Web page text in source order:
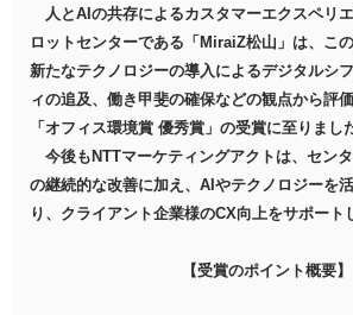
人とAIの共存によるカスタマーエクスペリ
ロットセンターである「MiraiZ松山」は、こ
新たなテクノロジーの導入によるデジタルシ
ィの追及、働き甲斐の確保などの観点から評
「オフィス環境賞 優秀賞」の受賞に至りまし
今後もNTTマーケティングアクトは、セン
の継続的な改善に加え、AIやテクノロジーを
り、クライアント企業様のCX向上をサポート
【受賞のポイント概要】